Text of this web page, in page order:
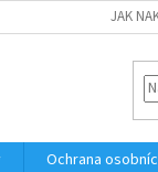
JAK
Ochrana